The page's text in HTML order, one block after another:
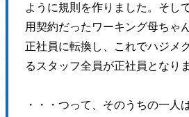
ように規則を作りました。そし
用契約だったワーキング母ちゃ
正社員に転換し、これでハジメ
るスタッフ全員が正社員となり
・・・つって、そのうちの一人